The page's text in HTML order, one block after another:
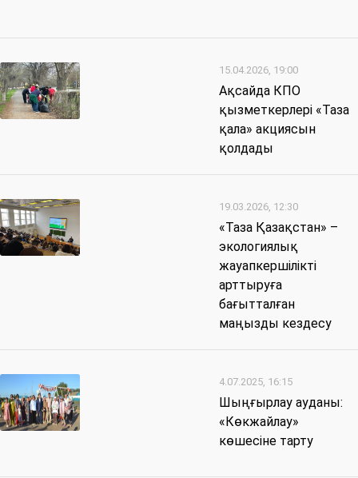
15.04.2026, 19:00
Ақсайда КПО
қызметкерлері «Таза
қала» акциясын
қолдады
19.03.2026, 12:30
«Таза Қазақстан» –
экологиялық
жауапкершілікті
арттыруға
бағытталған
маңызды кездесу
4.07.2025, 16:15
Шыңғырлау ауданы:
«Көкжайлау»
көшесіне тарту